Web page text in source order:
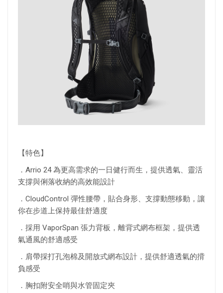
【特色】
．Arrio 24 為更高需求的一日健行而生，提供透氣、靈活
支撐與俐落收納的高效能設計
．CloudControl 彈性腰帶，貼合身形、支撐動態移動，讓
你在步道上保持最佳舒適度
．採用 VaporSpan 張力背板，離背式網布框架，提供透
氣通風的舒適感受
．肩帶採打孔泡棉及開放式網布設計，提供舒適透氣的揹
負感受
．胸扣附安全哨與水管固定夾